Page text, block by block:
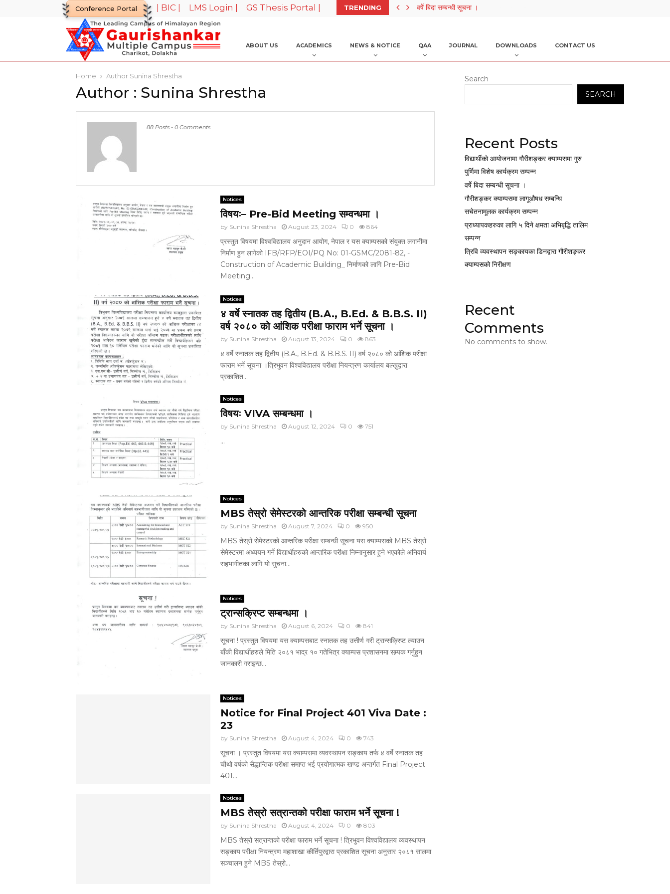
Conference Portal | BIC | LMS Login | GS Thesis Portal | TRENDING
विद्यार्थीको आयोजनामा गौरीशङ्कर क्याम्पसमा गुरु पुर्णिमा… वर्षेे बिदा सम्बन्धी सूचना ।
ABOUT US ACADEMICS NEWS & NOTICE QAA JOURNAL DOWNLOADS CONTACT US
Home Author Sunina Shrestha
Author : Sunina Shrestha
88 Posts - 0 Comments
Notices
विषयः– Pre-Bid Meeting सम्वन्धमा ।
by Sunina Shrestha August 23, 2024 0 864
प्रस्तुत विषयमा विश्वविद्यालय अनुदान आयोग, नेपाल र यस क्याम्पसको संयुक्त लगानीमा
निर्माण हुन लागेको IFB/RFP/EOI/PQ No: 01-GSMC/2081-82, -
Construction of Academic Building_ निर्माणको लागि Pre-Bid
Meeting...
Notices
४ वर्षे स्नातक तह द्वितीय (B.A., B.Ed. & B.B.S. II)
वर्ष २०८० को आंशिक परीक्षा फाराम भर्ने सूचना ।
by Sunina Shrestha August 13, 2024 0 863
४ वर्षे स्नातक तह द्वितीय (B.A., B.Ed. & B.B.S. II) वर्ष २०८० को आंशिक परीक्षा
फाराम भर्ने सूचना ।त्रिभुवन विश्वविद्यालय परीक्षा नियन्त्रण कार्यालय बल्खुद्वारा
प्रकाशित...
Notices
विषयः VIVA सम्बन्धमा ।
by Sunina Shrestha August 12, 2024 0 751
...
Notices
MBS तेस्रो सेमेस्टरको आन्तरिक परीक्षा सम्बन्धी सूचना
by Sunina Shrestha August 7, 2024 0 950
MBS तेस्रो सेमेस्टरको आन्तरिक परीक्षा सम्बन्धी सूचना यस क्याम्पसको MBS तेस्रो
सेमेस्टरमा अध्ययन गर्ने विद्यार्थीहरुको आन्तरिक परीक्षा निम्नानुसार हुने भएकोले अनिवार्य
सहभागीतका लागि यो सुचना...
Notices
ट्रान्सक्रिप्ट सम्बन्धमा ।
by Sunina Shrestha August 6, 2024 0 841
सूचना ! प्रस्तुत विषयमा यस क्याम्पसबाट स्नातक तह उत्तीर्ण गरी ट्रान्सक्रिप्ट ल्याउन
बाँकी विद्यार्थीहरुले मिति २०८१ भाद्र १० गतेभित्र क्याम्पस प्रशासनमा सम्र्पक गर्नुहुन
जानकारी गराइन्छ...
Notices
Notice for Final Project 401 Viva Date :
23
by Sunina Shrestha August 4, 2024 0 743
सूचना । प्रस्तुत विषयमा यस क्याम्पसमा व्यवस्थापन सङ्काय तर्फ ४ वर्षे स्नातक तह
चौथो वर्षको सैद्धान्तिक परीक्षा समाप्त भई प्रयोगात्मक खण्ड अन्तर्गत Final Project
401...
Notices
MBS तेस्रो सत्रान्तको परीक्षा फाराम भर्ने सूचना !
by Sunina Shrestha August 4, 2024 0 803
MBS तेस्रो सत्रान्तको परीक्षा फाराम भर्ने सूचना ! त्रिभुवन विश्वविद्यालय व्यवस्थापन
सङ्काय परीक्षा नियन्त्रण महाशाखा कीर्तिपुरद्वारा प्रकाशित सूचना अनुसार २०८१ सालमा
सञ्चालन हुने MBS तेस्रो...
Search
SEARCH
Recent Posts
विद्यार्थीको आयोजनामा गौरीशङ्कर क्याम्पसमा गुरु
पुर्णिमा विशेष कार्यक्रम सम्पन्न
वर्षेे बिदा सम्बन्धी सूचना ।
गौरीशङ्कर क्याम्पसमा लागूऔषध सम्बन्धि
सचेतनामूलक कार्यक्रम सम्पन्न
प्राध्यापकहरुका लागि ५ दिने क्षमता अभिबृद्धि तालिम
सम्पन्न
त्रिवि व्यवस्थापन सङ्कायका डिनद्वारा गौरीशङ्कर
क्याम्पसको निरीक्षण
Recent
Comments
No comments to show.